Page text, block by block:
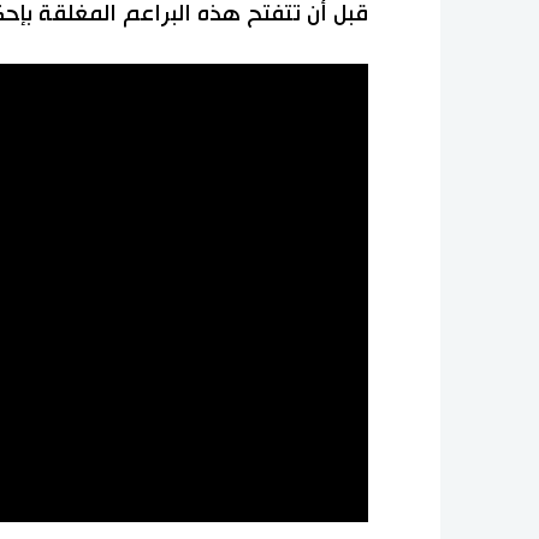
قبل أن تتفتح هذه البراعم المغلقة